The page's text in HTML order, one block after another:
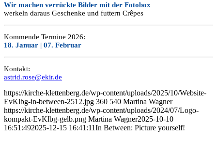
Wir machen verrückte Bilder mit der Fotobox
werkeln daraus Geschenke und futtern Crêpes
Kommende Termine 2026:
18. Januar | 07. Februar
Kontakt:
astrid.rose@ekir.de
https://kirche-klettenberg.de/wp-content/uploads/2025/10/Website-
EvKlbg-in-between-2512.jpg 360 540 Martina Wagner
https://kirche-klettenberg.de/wp-content/uploads/2024/07/Logo-
kompakt-EvKlbg-gelb.png Martina Wagner2025-10-10
16:51:492025-12-15 16:41:11In Between: Picture yourself!